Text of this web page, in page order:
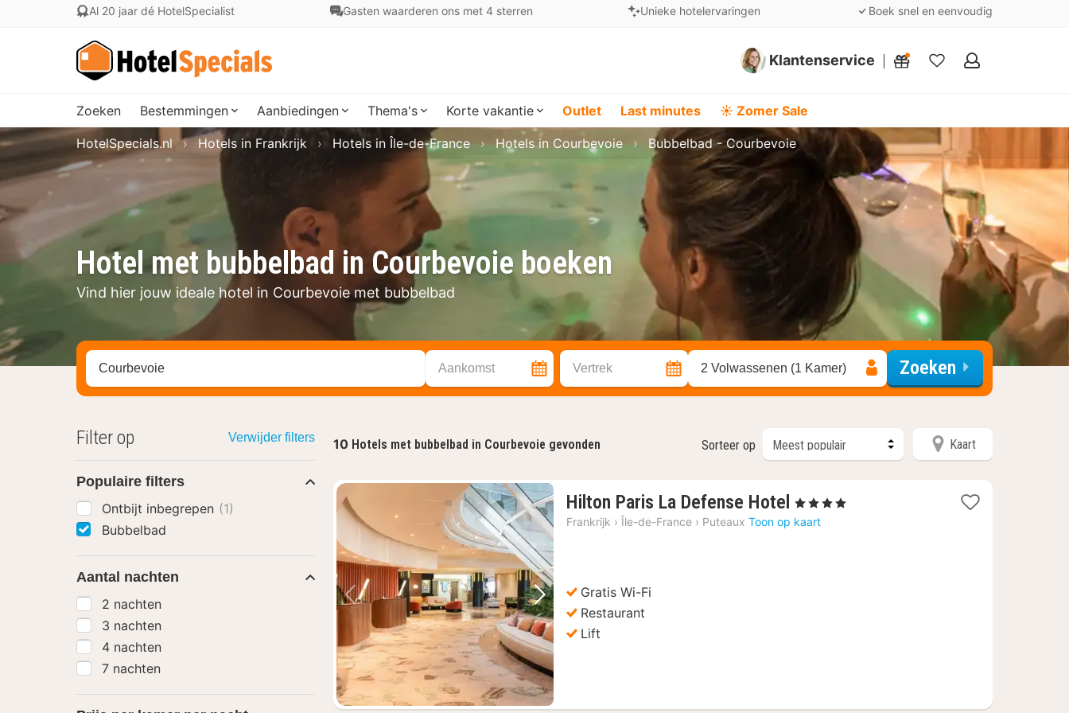
Al 20 jaar dé HotelSpecialist Gasten waarderen ons met 4 sterren Unieke hotelervaringen Boek snel en eenvoudig
Klantenservice
Mijn
Zoeken Bestemmingen Aanbiedingen Thema's Korte vakantie Outlet Last minutes ☀️ Zomer Sale
Hotel met bubbelbad in Courbevoie boeken
Vind hier jouw ideale hotel in Courbevoie met bubbelbad
HotelSpecials.nl Hotels in Frankrijk Hotels in Île-de-France Hotels in Courbevoie Bubbelbad - Courbevoie
Zoek op hotel, regio of stad Aankomst Vertrek 2 Volwassenen (1 Kamer) Zoeken
10 Hotels met bubbelbad in Courbevoie gevonden Sorteer op Kaart
Vorige foto Volgende foto
Hilton Paris La Defense Hotel 1
nacht
, 4 Sterren
Frankrijk › Île-de-France › Puteaux Toon op kaart
Gratis Wi-Fi
Restaurant
Lift
Filter op Verwijder filters
Populaire filters
Ontbijt inbegrepen (1)
Bubbelbad
Aantal nachten
2 nachten
3 nachten
4 nachten
7 nachten